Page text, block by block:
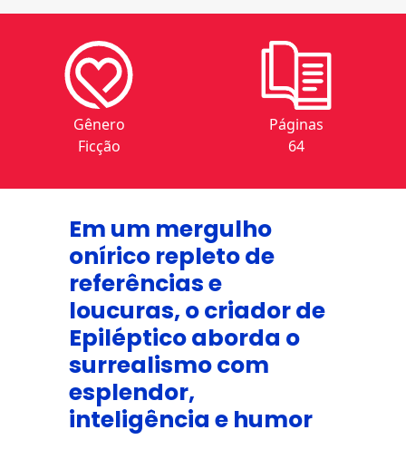
Gênero
Ficção
Páginas
64
Em um mergulho
onírico repleto de
referências e
loucuras, o criador de
Epiléptico aborda o
surrealismo com
esplendor,
inteligência e humor